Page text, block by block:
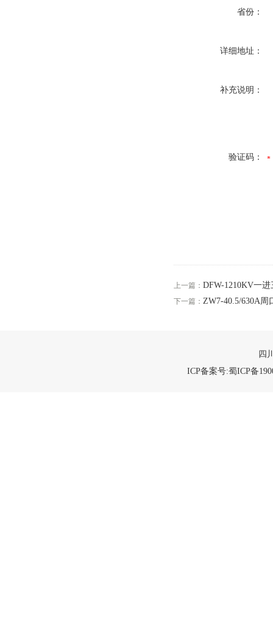
省份：
详细地址：
补充说明：
验证码：
上一篇： DFW-1210KV一
下一篇： ZW7-40.5/630A周
四
ICP备案号:蜀ICP备